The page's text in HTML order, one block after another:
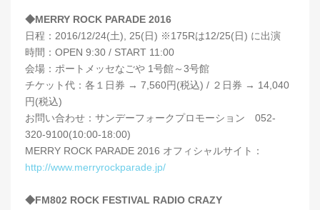
◆MERRY ROCK PARADE 2016
日程：2016/12/24(土), 25(日) ※175Rは12/25(日) に出演
時間：OPEN 9:30 / START 11:00
会場：ポートメッセなごや 1号館～3号館
チケット代：各１日券 → 7,560円(税込) / ２日券 → 14,040
円(税込)
お問い合わせ：サンデーフォークプロモーション 052-
320-9100(10:00-18:00)
MERRY ROCK PARADE 2016 オフィシャルサイト：
http://www.merryrockparade.jp/
◆FM802 ROCK FESTIVAL RADIO CRAZY